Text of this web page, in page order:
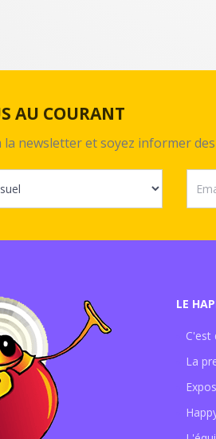
AU COURANT
la newsletter et soyez informer
LE
C'est
La